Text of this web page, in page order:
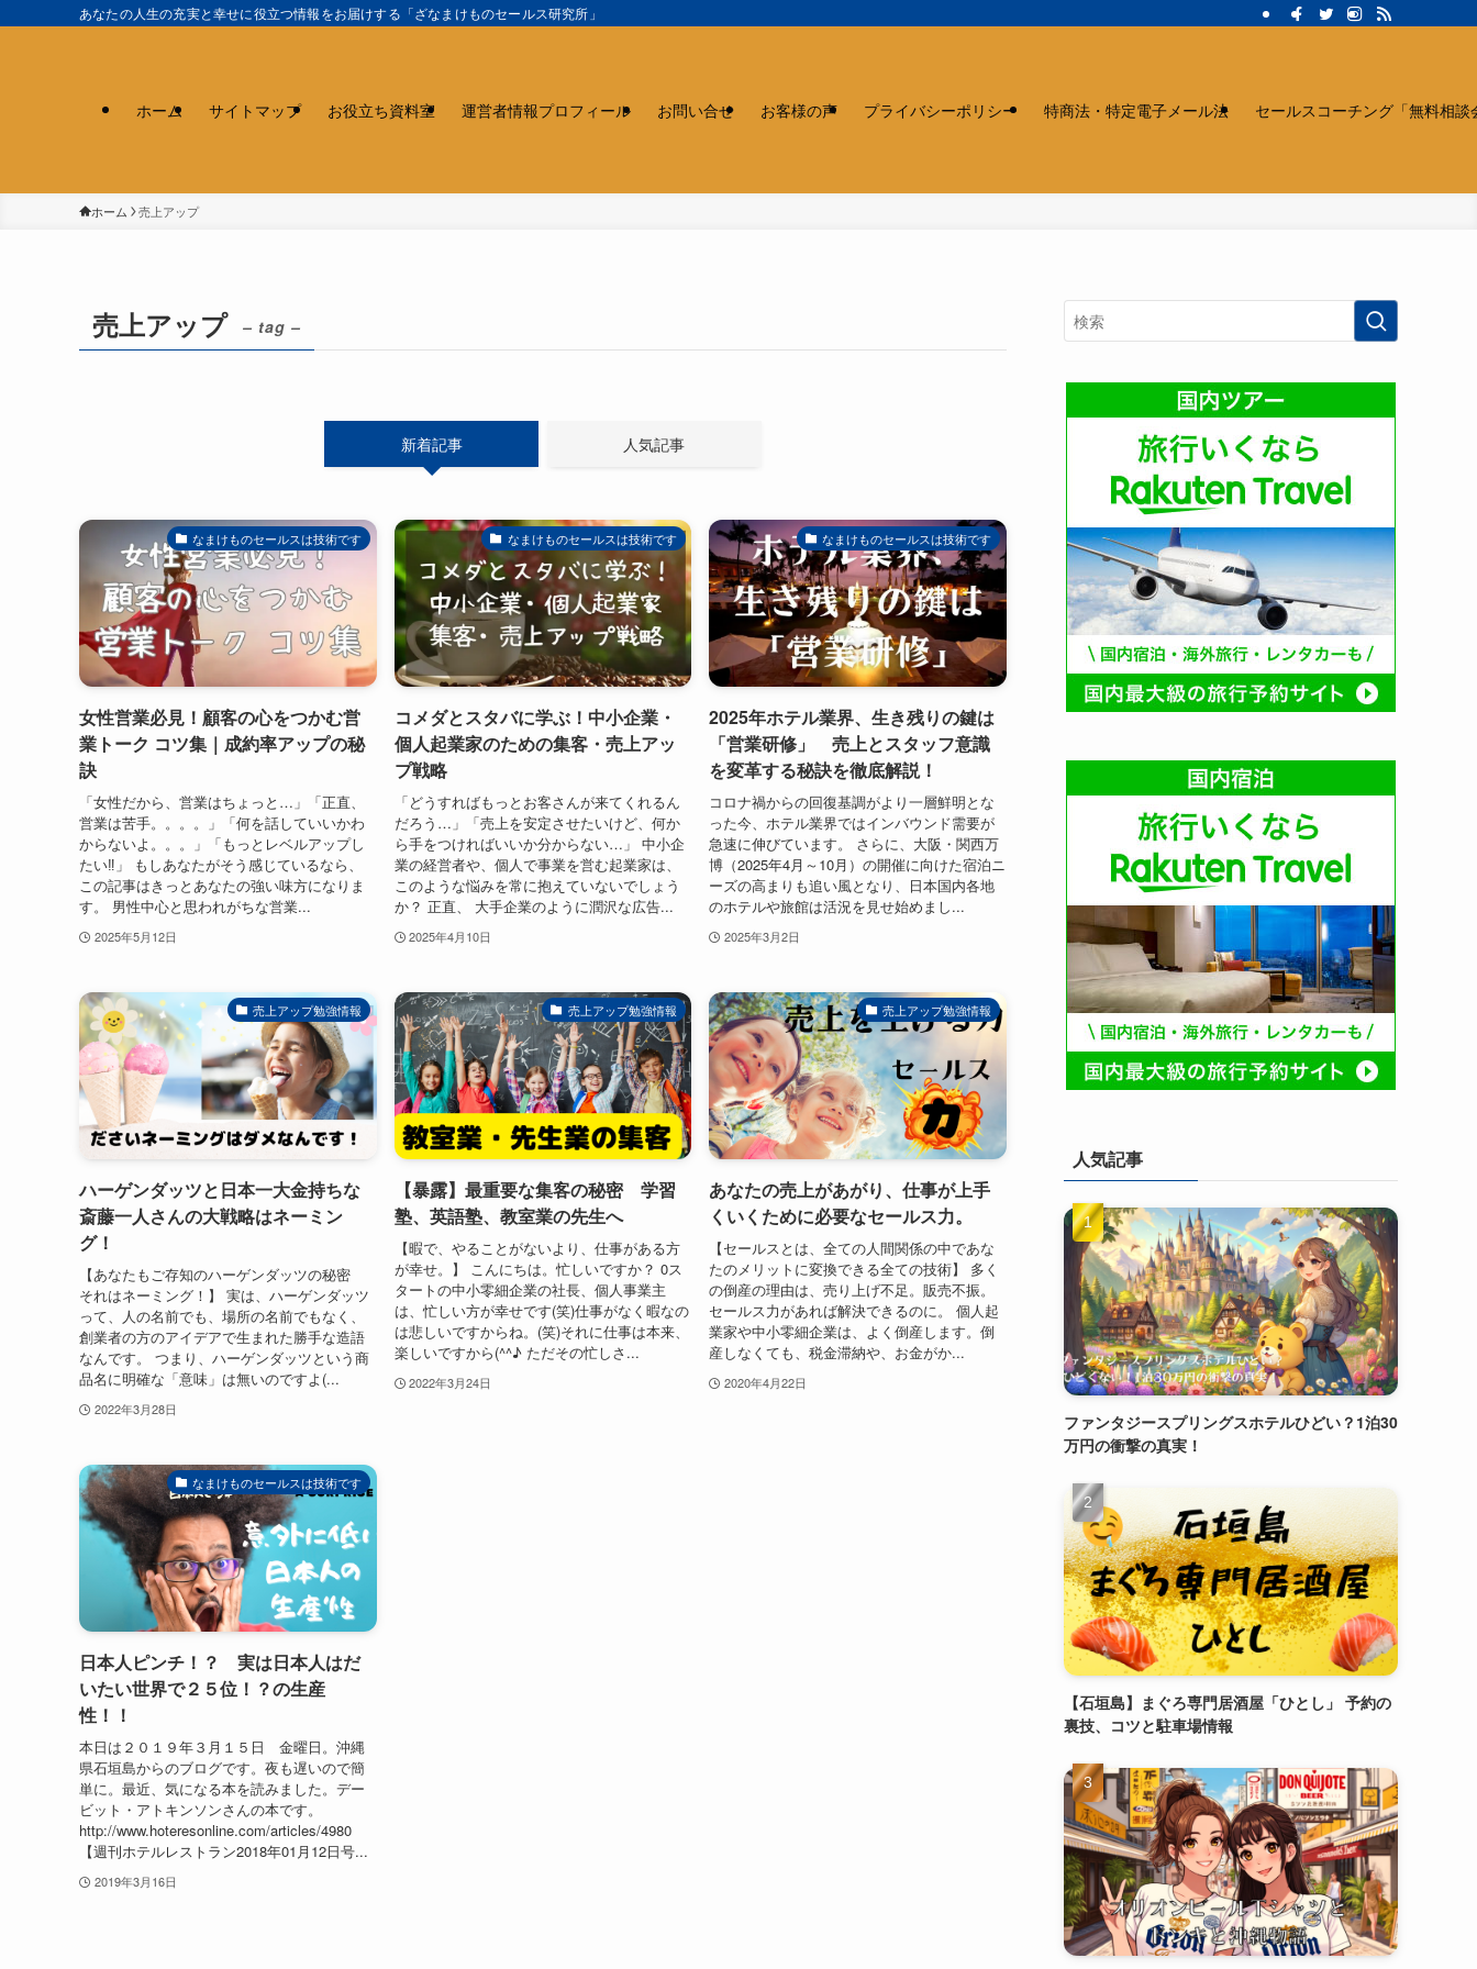
あなたの人生の充実と幸せに役立つ情報をお届けする「ざなまけものセールス研究所」
ホーム サイトマップ お役立ち資料室 運営者情報プロフィール お問い合せ お客様の声 プライバシーポリシー 特商法・特定電子メール法 セールスコーチング「無料相談
ホーム 売上アップ
売上アップ – tag –
新着記事 人気記事
なまけものセールスは技術です
女性営業必見！顧客の心をつかむ営
業トーク コツ集｜成約率アップの秘
訣
「女性だから、営業はちょっと…」「正直、
営業は苦手。。。。」「何を話していいかわ
からないよ。。。」「もっとレベルアップし
たい‼」 もしあなたがそう感じているなら、
この記事はきっとあなたの強い味方になりま
す。 男性中心と思われがちな営業...
2025年5月12日
なまけものセールスは技術です
コメダとスタバに学ぶ！中小企業・
個人起業家のための集客・売上アッ
プ戦略
「どうすればもっとお客さんが来てくれるん
だろう…」「売上を安定させたいけど、何か
ら手をつければいいか分からない…」 中小企
業の経営者や、個人で事業を営む起業家は、
このような悩みを常に抱えていないでしょう
か？ 正直、 大手企業のように潤沢な広告...
2025年4月10日
なまけものセールスは技術です
2025年ホテル業界、生き残りの鍵は
「営業研修」 売上とスタッフ意識
を変革する秘訣を徹底解説！
コロナ禍からの回復基調がより一層鮮明とな
った今、ホテル業界ではインバウンド需要が
急速に伸びています。 さらに、大阪・関西万
博（2025年4月～10月）の開催に向けた宿泊ニ
ーズの高まりも追い風となり、日本国内各地
のホテルや旅館は活況を見せ始めまし...
2025年3月2日
売上アップ勉強情報
ハーゲンダッツと日本一大金持ちな
斎藤一人さんの大戦略はネーミン
グ！
【あなたもご存知のハーゲンダッツの秘密
それはネーミング！】 実は、ハーゲンダッツ
って、人の名前でも、場所の名前でもなく、
創業者の方のアイデアで生まれた勝手な造語
なんです。 つまり、ハーゲンダッツという商
品名に明確な「意味」は無いのですよ(...
2022年3月28日
売上アップ勉強情報
【暴露】最重要な集客の秘密 学習
塾、英語塾、教室業の先生へ
【暇で、やることがないより、仕事がある方
が幸せ。】 こんにちは。忙しいですか？ 0ス
タートの中小零細企業の社長、個人事業主
は、忙しい方が幸せです(笑)仕事がなく暇なの
は悲しいですからね。(笑)それに仕事は本来、
楽しいですから(^^♪ ただその忙しさ...
2022年3月24日
売上アップ勉強情報
あなたの売上があがり、仕事が上手
くいくために必要なセールス力。
【セールスとは、全ての人間関係の中であな
たのメリットに変換できる全ての技術】 多く
の倒産の理由は、売り上げ不足。販売不振。
セールス力があれば解決できるのに。 個人起
業家や中小零細企業は、よく倒産します。倒
産しなくても、税金滞納や、お金がか...
2020年4月22日
なまけものセールスは技術です
日本人ピンチ！？ 実は日本人はだ
いたい世界で２５位！？の生産
性！！
本日は２０１９年３月１５日 金曜日。沖縄
県石垣島からのブログです。夜も遅いので簡
単に。最近、気になる本を読みました。デー
ビット・アトキンソンさんの本です。
http://www.hoteresonline.com/articles/4980
【週刊ホテルレストラン2018年01月12日号...
2019年3月16日
人気記事
ファンタジースプリングスホテルひどい？1泊30
万円の衝撃の真実！
【石垣島】まぐろ専門居酒屋「ひとし」 予約の
裏技、コツと駐車場情報